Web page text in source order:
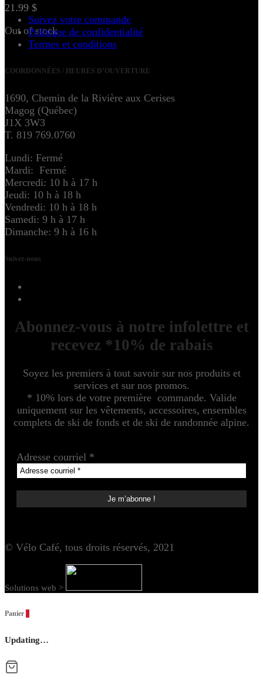
21.99 $
Out of stock
Suivez votre commande
Politique de confidentialité
Termes et conditions
COORDONNÉES / HEURES D’OUVERTURE
1690, Chemin de la Rivière aux Cerises
Magog (Québec)
J1X 3W3
T. 819 769.0760
Lundi: Fermé
Mardi: Fermé
Mercredi: 10 h à 17 h
Jeudi: 10 h à 18 h
Vendredi: 10 h à 18 h
Samedi: 9 h à 17 h
Dimanche: 9 h à 16 h
Suivez-nous
Abonnez-vous à notre infolettre et
recevez *10% de rabais
Soyez les premiers à tout savoir sur nos produits et
services et sur nos promos.
* 10% lors de votre première commande. Valide
uniquement sur les vêtements, accessoires, ensembles
complets de ski de fonds et de ski de randonnée alpine.
Adresse courriel *
© Vélo Café, tous droits réservés, 2021
Solutions web >
Panier
Updating…